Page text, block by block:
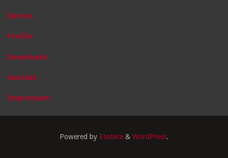
Demos
Profile
Downloads
Kontakt
Impressum
Powered by Esotera & WordPress.